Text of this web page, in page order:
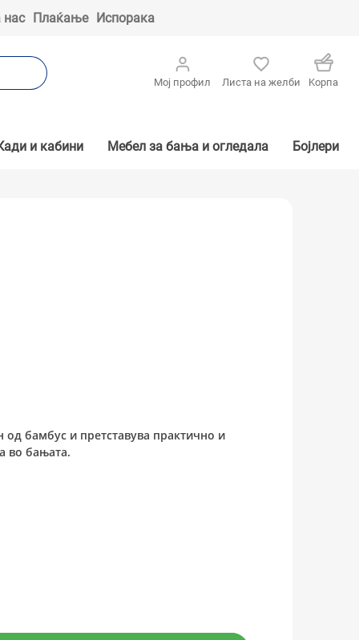
нас Плаќање Испорака
Мој профил Листа на желби Kорпа
и кабини Мебел за бања и огледала Бојлери
од бамбус и претставува практично и
во бањата.